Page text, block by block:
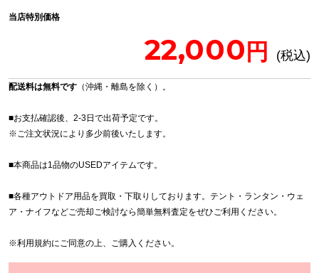
当店特別価格
22,000
配送料は無料です （沖縄・離島を除く）。
■お支払確認後、2-3日で出荷予定です。
※ご注文状況により多少前後いたします。
■本商品は1品物のUSEDアイテムです。
■各種アウトドア用品を買取・下取りしております。テント・ランタン・ウェ
ア・ナイフなどご売却ご検討なら簡単無料査定をぜひご利用ください。
※利用規約にご同意の上、ご購入ください。